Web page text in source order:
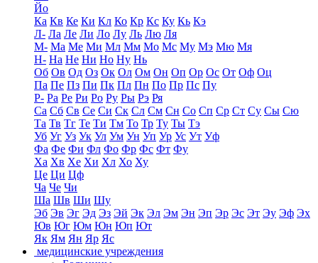
Йо
Ка Кв Ке Ки Кл Ко Кр Кс Ку Кь Кэ
Л- Ла Ле Ли Ло Лу Ль Лю Ля
М- Ма Ме Ми Мл Мм Мо Мс Му Мэ Мю Мя
Н- На Не Ни Но Ну Нь
Об Ов Од Оз Ок Ол Ом Он Оп Ор Ос От Оф Оц
Па Пе Пз Пи Пк Пл Пн По Пр Пс Пу
Р- Ра Ре Ри Ро Ру Ры Рэ Ря
Са Сб Св Се Си Ск Сл См Сн Со Сп Ср Ст Су Сы Сю
Та Тв Тг Те Ти Тм То Тр Ту Ты Тэ
Уб Уг Уз Ук Ул Ум Ун Уп Ур Ус Ут Уф
Фа Фе Фи Фл Фо Фр Фс Фт Фу
Ха Хв Хе Хи Хл Хо Ху
Це Ци Цф
Ча Че Чи
Ша Шв Ши Шу
Эб Эв Эг Эд Эз Эй Эк Эл Эм Эн Эп Эр Эс Эт Эу Эф Эх
Юв Юг Юм Юн Юп Ют
Як Ям Ян Яр Яс
медицинские учреждения